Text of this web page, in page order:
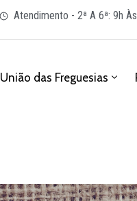
Atendimento - 2ª A 6ª: 9h
União das Freguesias